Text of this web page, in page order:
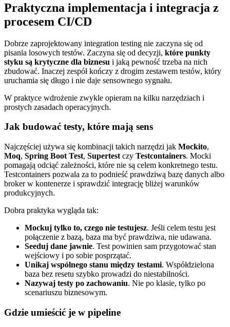
Praktyczna implementacja i integracja z
procesem CI/CD
Dobrze zaprojektowany integration testing nie zaczyna się od
pisania losowych testów. Zaczyna się od decyzji, które punkty
styku są krytyczne dla biznesu i jaką pewność trzeba na nich
zbudować. Inaczej zespół kończy z drogim zestawem testów, który
uruchamia się długo i nie daje sensownego sygnału.
W praktyce wdrożenie zwykle opieram na kilku narzędziach i
prostych zasadach operacyjnych.
Jak budować testy, które mają sens
Najczęściej używa się kombinacji takich narzędzi jak Mockito,
Moq, Spring Boot Test, Supertest czy Testcontainers. Mocki
pomagają odciąć zależności, które nie są celem konkretnego testu.
Testcontainers pozwala za to podnieść prawdziwą bazę danych albo
broker w kontenerze i sprawdzić integrację bliżej warunków
produkcyjnych.
Dobra praktyka wygląda tak:
Mockuj tylko to, czego nie testujesz. Jeśli celem testu jest
połączenie z bazą, baza ma być prawdziwa, nie udawana.
Seeduj dane jawnie. Test powinien sam przygotować stan
wejściowy i po sobie posprzątać.
Unikaj wspólnego stanu między testami. Współdzielona
baza bez resetu szybko prowadzi do niestabilności.
Nazywaj testy po zachowaniu. Nie po klasie, tylko po
scenariuszu biznesowym.
Gdzie umieścić je w pipeline